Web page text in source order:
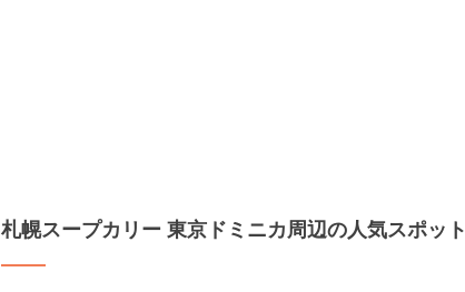
札幌スープカリー 東京ドミニカ周辺の人気スポット